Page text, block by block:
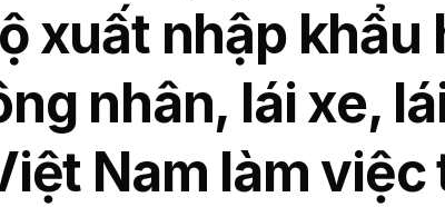
xuất nhập khẩu
nhân, lái xe,
Nam làm